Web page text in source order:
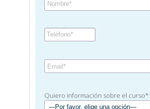
Quiero información sobre el curso*: